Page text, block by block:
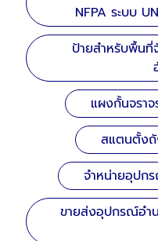
NFPA ระบบ
ป้ายสำหรับพื้นที่
แผงกั้นจรา
สแตนตั้งถั
จำหน่ายอุปก
ขายส่งอุปกรณ์อำ